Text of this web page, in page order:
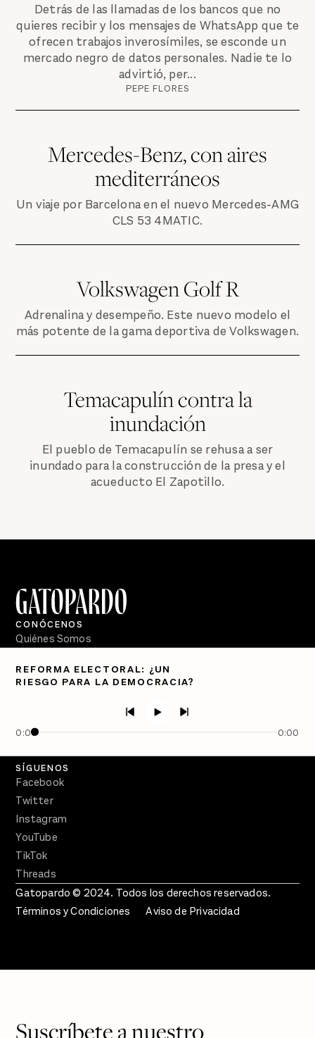
Detrás de las llamadas de los bancos que no
quieres recibir y los mensajes de WhatsApp que te
ofrecen trabajos inverosímiles, se esconde un
mercado negro de datos personales. Nadie te lo
advirtió, per...
PEPE FLORES
Mercedes-Benz, con aires
mediterráneos
Un viaje por Barcelona en el nuevo Mercedes-AMG
CLS 53 4MATIC.
Volkswagen Golf R
Adrenalina y desempeño. Este nuevo modelo el
más potente de la gama deportiva de Volkswagen.
Temacapulín contra la
inundación
El pueblo de Temacapulín se rehusa a ser
inundado para la construcción de la presa y el
acueducto El Zapotillo.
REFORMA ELECTORAL: ¿UN
RIESGO PARA LA DEMOCRACIA?
0:00 0:00
CONÓCENOS
Quiénes Somos
PÓDCASTS
Crecer en Distopía
SÍGUENOS
Facebook
Twitter
Instagram
YouTube
TikTok
Threads
Gatopardo © 2024. Todos los derechos reservados.
Términos y Condiciones
Aviso de Privacidad
Suscríbete a nuestro